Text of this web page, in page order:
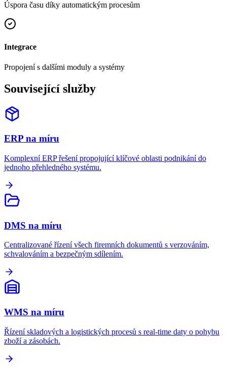
Úspora času díky automatickým procesům
Integrace
Propojení s dalšími moduly a systémy
Související služby
ERP na míru
Komplexní ERP řešení propojující klíčové oblasti podnikání do
jednoho přehledného systému.
DMS na míru
Centralizované řízení všech firemních dokumentů s verzováním,
schvalováním a bezpečným sdílením.
WMS na míru
Řízení skladových a logistických procesů s real-time daty o pohybu
zboží a zásobách.